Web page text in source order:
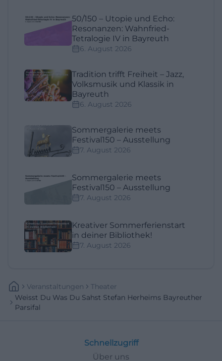
50/150 – Utopie und Echo:
Resonanzen: Wahnfried-
Tetralogie IV in Bayreuth
6. August 2026
Tradition trifft Freiheit – Jazz,
Volksmusik und Klassik in
Bayreuth
6. August 2026
Sommergalerie meets
Festival150 – Ausstellung
7. August 2026
Sommergalerie meets
Festival150 – Ausstellung
7. August 2026
Kreativer Sommerferienstart
in deiner Bibliothek!
7. August 2026
Veranstaltungen
Theater
Weisst Du Was Du Sahst Stefan Herheims Bayreuther
Parsifal
Schnellzugriff
Über uns